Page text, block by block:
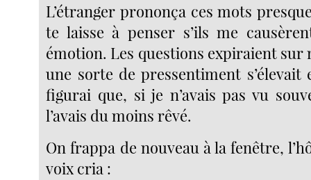
L’étranger prononça ces mots
te laisse à penser s’ils me
émotion. Les questions expiraient sur
une sorte de pressentiment
figurai que, si je n’avais pas vu
l’avais du moins rêvé.
On frappa de nouveau à la fenêtre,
voix cria :